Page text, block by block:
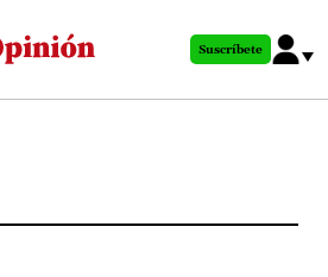
al
principal
Suscríbete